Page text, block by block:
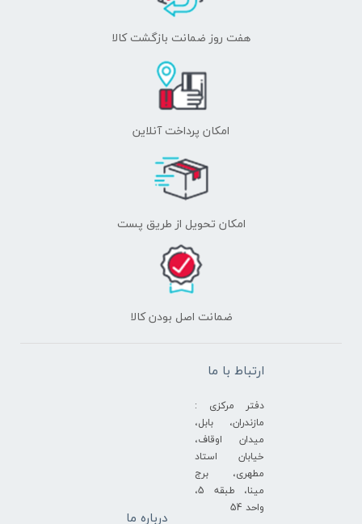
هفت روز ضمانت بازگشت کالا
امکان پرداخت آنلاین
اﻣﮑﺎن ﺗﺤﻮﯾﻞ از طریق پست
ﺿﻤﺎﻧﺖ اﺻﻞ ﺑﻮدن ﮐﺎﻟﺎ
ارتباط با ما
دفتر مرکزی :
مازندران، بابل،
میدان اوقاف،
خیابان استاد
مطهری، برج
مینا، طبقه 5،
واحد 54
درباره ما